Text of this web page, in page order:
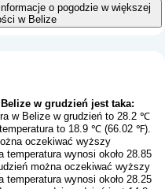
o pogodzie w większej
w Belize
w grudzień jest taka:
w Belize w grudzień to 28.2 ℃
to 18.9 ℃ (66.02 ℉).
oczekiwać wyższy
temperatura wynosi około 28.85
można oczekiwać wyższy
temperatura wynosi około 28.25